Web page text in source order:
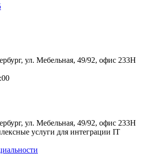
ул. Мебельная, 49/92, офис 233Н
ул. Мебельная, 49/92, офис 233Н
услуги для интеграции IT